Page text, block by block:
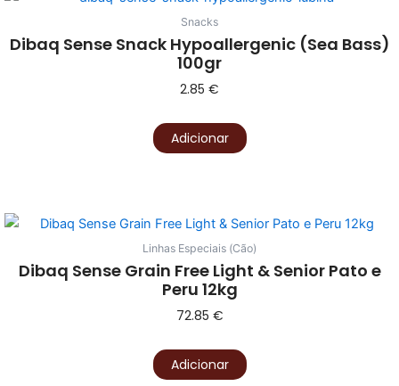
Snacks
Dibaq Sense Snack Hypoallergenic (Sea Bass)
100gr
2.85 €
Adicionar
Linhas Especiais (Cão)
Dibaq Sense Grain Free Light & Senior Pato e
Peru 12kg
72.85 €
Adicionar